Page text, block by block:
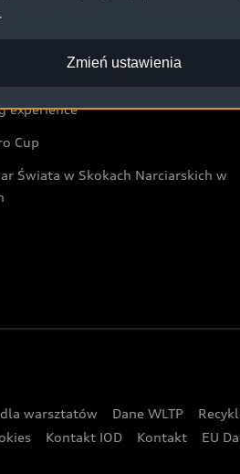
Sztuki Nowoczesnej w Warszawie
experience
Cup
Świata w Skokach Narciarskich w
warsztatów Dane WLTP
Kontakt IOD Kontakt EU
.
Zmień ustawienia